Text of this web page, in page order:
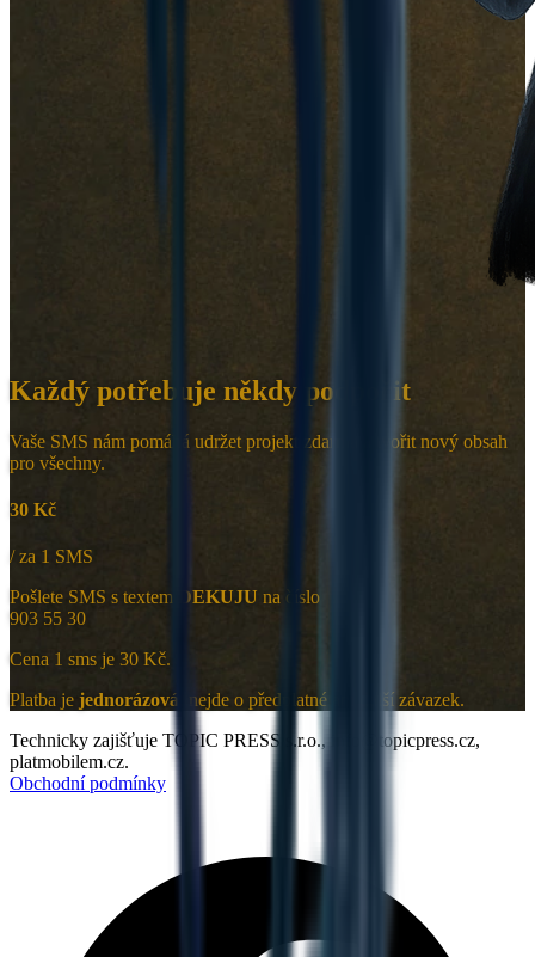
Každý potřebuje někdy podpořit
Vaše SMS nám pomáhá udržet projekt zdarma a tvořit nový obsah
pro všechny.
30 Kč
/ za 1 SMS
Pošlete SMS s textem
DEKUJU na číslo
903 55 30
Cena 1 sms je 30 Kč.
Platba je jednorázová
, nejde o předplatné ani další závazek.
Technicky zajišťuje TOPIC PRESS s.r.o., info@topicpress.cz,
platmobilem.cz.
Obchodní podmínky